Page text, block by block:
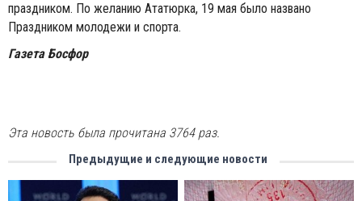
праздником. По желанию Ататюрка, 19 мая было названо
Праздником молодежи и спорта.
Газета Босфор
Эта новость была прочитана 3764 раз.
Предыдущие и следующие новости